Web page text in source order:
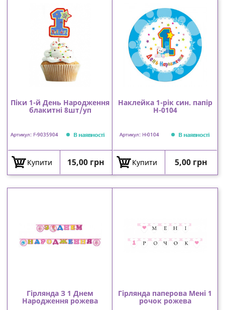
Піки 1-й День Народження
блакитні 8шт/уп
Артикул: F-9035904 В наявності
Купити Ціна
15,00 грн
Наклейка 1-рік син. папір
Н-0104
Артикул: Н-0104 В наявності
Купити Ціна
5,00 грн
Гірлянда З 1 Днем
Народження рожева
Гірлянда паперова Мені 1
рочок рожева